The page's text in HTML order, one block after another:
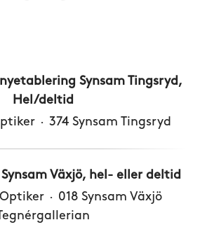
Synsam Tingsryd,
Hel/deltid
· 374 Synsam Tingsryd
Växjö, hel- eller deltid
· 018 Synsam Växjö